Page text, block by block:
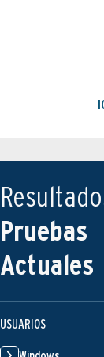
Pruebas
Actuales
USUARIOS